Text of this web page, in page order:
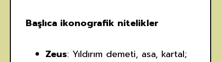
Başlıca ikonografik nitelikler
Zeus: Yıldırım demeti, asa, kartal;